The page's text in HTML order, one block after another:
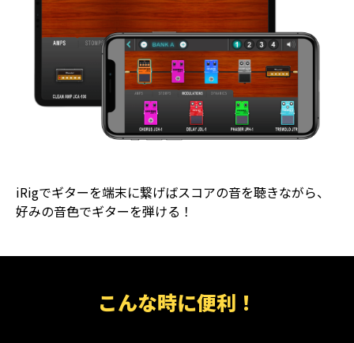
iRigでギターを端末に繋げばスコアの音を聴きながら、
好みの音色でギターを弾ける！
こんな時に便利！